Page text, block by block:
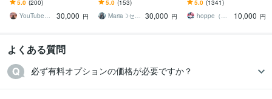
であなたのCHを伸ばす
5.0 (200)
YouTubeマーケティング大関
30,000 円
額当選・臨時収入を呼び
込む強力双龍神と縁結び
5.0 (153)
Maria☽セレスティアルマスター 30,000 円
ど鮮やかな配色で個性を
出したい方へ
5.0 (1341)
hoppe（ほっぺ）
10,000 円
よくある質問
必ず有料オプションの価格が必要ですか？